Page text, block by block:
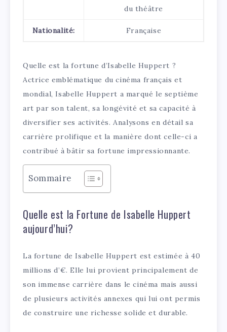
du théâtre
Nationalité: Française
Quelle est la fortune d’Isabelle Huppert ?
Actrice emblématique du cinéma français et
mondial, Isabelle Huppert a marqué le septième
art par son talent, sa longévité et sa capacité à
diversifier ses activités. Analysons en détail sa
carrière prolifique et la manière dont celle-ci a
contribué à bâtir sa fortune impressionnante.
Sommaire
Quelle est la Fortune de Isabelle Huppert
aujourd’hui?
La fortune de Isabelle Huppert est estimée à 40
millions d’€. Elle lui provient principalement de
son immense carrière dans le cinéma mais aussi
de plusieurs activités annexes qui lui ont permis
de construire une richesse solide et durable.